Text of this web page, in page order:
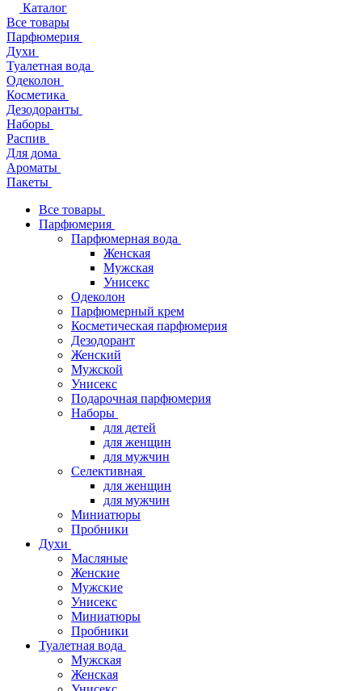
Каталог
Все товары
Парфюмерия
Духи
Туалетная вода
Одеколон
Косметика
Дезодоранты
Наборы
Распив
Для дома
Ароматы
Пакеты
Все товары
Парфюмерия
Парфюмерная вода
Женская
Мужская
Унисекс
Одеколон
Парфюмерный крем
Косметическая парфюмерия
Дезодорант
Женский
Мужской
Унисекс
Подарочная парфюмерия
Наборы
для детей
для женщин
для мужчин
Селективная
для женщин
для мужчин
Миниатюры
Пробники
Духи
Масляные
Женские
Мужские
Унисекс
Миниатюры
Пробники
Туалетная вода
Мужская
Женская